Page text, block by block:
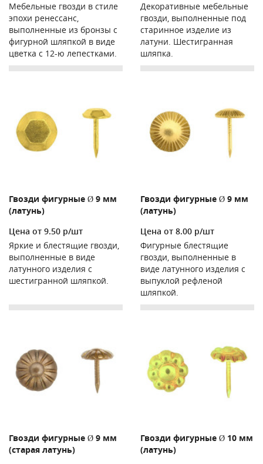
Мебельные гвозди в стиле
эпохи ренессанс,
выполненные из бронзы с
фигурной шляпкой в виде
цветка с 12-ю лепестками.
Декоративные мебельные
гвозди, выполненные под
старинное изделие из
латуни. Шестигранная
шляпка.
Гвозди фигурные Ø 9 мм
(латунь)
Цена от 9.50 р/шт
Яркие и блестящие гвозди,
выполненные в виде
латунного изделия с
шестигранной шляпкой.
Гвозди фигурные Ø 9 мм
(латунь)
Цена от 8.00 р/шт
Фигурные блестящие
гвозди, выполненные в
виде латунного изделия с
выпуклой рефленой
шляпкой.
Гвозди фигурные Ø 9 мм
(старая латунь)
Гвозди фигурные Ø 10 мм
(латунь)